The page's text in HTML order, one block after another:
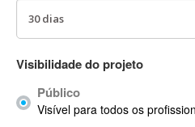
AccountMate
Acrobat
Acrobat X
Visibilidade do projeto
Público
Visível para todos os